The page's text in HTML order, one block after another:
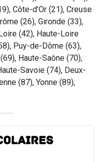
Côte-d’Or (21), Creuse
(26), Gironde (33),
(42), Haute-Loire
Puy-de-Dôme (63),
Haute-Saône (70),
Savoie (74), Deux-
(87), Yonne (89),